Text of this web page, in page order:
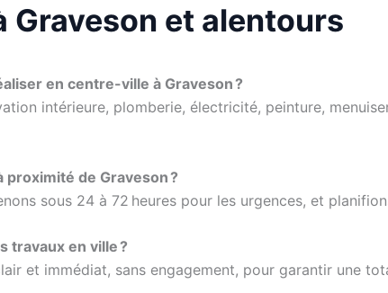
Graveson et alentours
en centre-ville à Graveson ?
intérieure, plomberie, électricité, peinture,
proximité de Graveson ?
sous 24 à 72 heures pour les urgences, et
travaux en ville ?
et immédiat, sans engagement, pour garantir une